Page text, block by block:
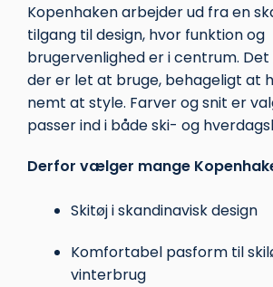
Kopenhaken arbejder ud fra en
tilgang til design, hvor funktion og
brugervenlighed er i centrum.
der er let at bruge, behageligt at
nemt at style. Farver og snit er
passer ind i både ski- og
Derfor vælger mange
Skitøj i skandinavisk design
Komfortabel pasform til
vinterbrug